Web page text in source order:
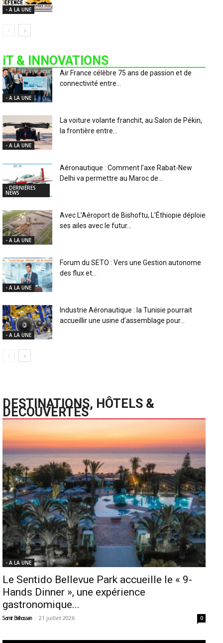
- A LA UNE
iT & INNOVATIONS
- A LA UNE
Air France célèbre 75 ans de passion et de
connectivité entre...
- A LA UNE
La voiture volante franchit, au Salon de Pékin,
la frontière entre...
- DERNIÈRES
NEWS
Aéronautique : Comment l’axe Rabat-New
Delhi va permettre au Maroc de...
- A LA UNE
Avec L’Aéroport de Bishoftu, L’Éthiopie déploie
ses ailes avec le futur...
- A LA UNE
Forum du SETO : Vers une Gestion autonome
des flux et...
- A LA UNE
Industrie Aéronautique : la Tunisie pourrait
accueillir une usine d’assemblage pour...
DESTINATIONS, HÔTELS &
DECOUVERTES
- A LA UNE
Le Sentido Bellevue Park accueille le « 9-
Hands Dinner », une expérience
gastronomique...
Samir Belhassen - 21 juillet 2026 0